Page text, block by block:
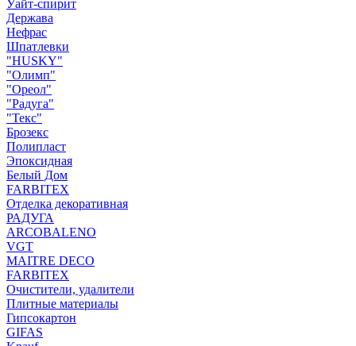
Уайт-спирит
Держава
Нефрас
Шпатлевки
"HUSKY"
"Олимп"
"Ореол"
"Радуга"
"Текс"
Брозекс
Полипласт
Эпоксидная
Белый Дом
FARBITEX
Отделка декоративная
РАДУГА
ARCOBALENO
VGT
MAITRE DECO
FARBITEX
Очистители, удалители
Плитные материалы
Гипсокартон
GIFAS